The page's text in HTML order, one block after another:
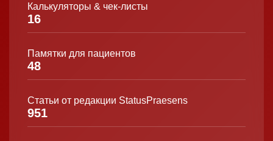
Калькуляторы & чек-листы
16
Памятки для пациентов
48
Статьи от редакции StatusPraesens
951